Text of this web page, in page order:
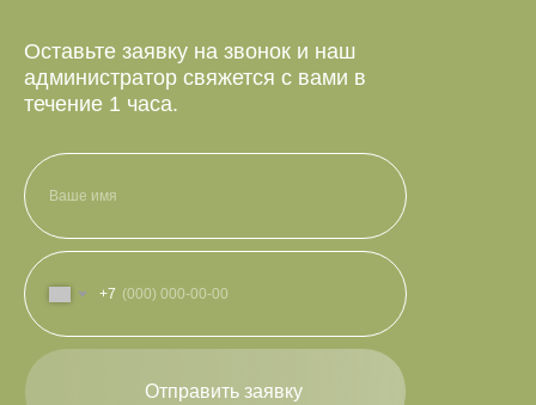
Оставьте заявку на звонок и наш
администратор свяжется с вами в
течение 1 часа.
Отправить заявку
+7